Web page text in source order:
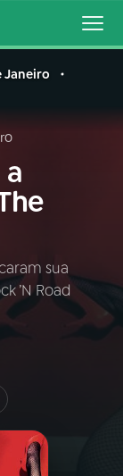
Janeiro
sua
’N Road